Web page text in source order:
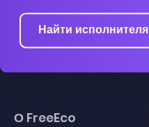
Найти исполнителя
О FreeEco